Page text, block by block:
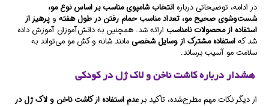
در ادامه، توضیحاتی درباره انتخاب شامپوی مناسب بر اساس نوع مو،
شست‌وشوی صحیح مو، تعداد مناسب حمام رفتن در طول هفته وپرهیز از
استفاده از محصولات نامناسب ارائه شد. همچنین به دانش‌آموزان آموزش داده
شد کهاستفاده مشترک از وسایل شخصیمانند شانه و کش مو می‌تواند به
سلامت مو آسیب برساند.
هشدار درباره کاشت ناخن و لاک ژل در کودکی
از دیگر نکات مهم مطرح‌شده، تأکید برعدم استفاده از کاشت ناخن و لاک ژل در